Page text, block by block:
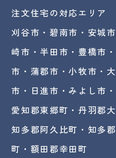
注文住宅の対応エリア
刈谷市・碧南市・ 安城市
崎市 ・半田市・豊橋市
市・蒲郡市・小牧市・
市・日進市・みよし市・
愛知郡東郷町・丹羽郡
知多郡阿久比町・知多
町・額田郡幸田町